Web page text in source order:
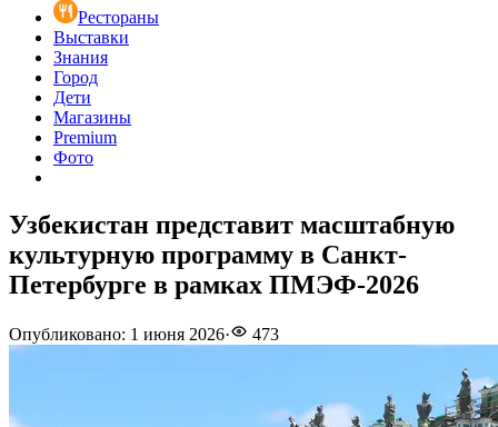
Рестораны
Выставки
Знания
Город
Дети
Магазины
Premium
Фото
Узбекистан представит масштабную
культурную программу в Санкт-
Петербурге в рамках ПМЭФ-2026
Опубликовано: 1 июня 2026· 473